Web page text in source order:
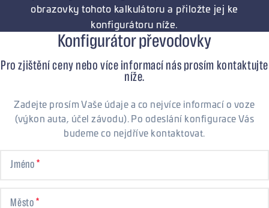
obrazovky tohoto kalkulátoru a přiložte jej ke
konfigurátoru níže.
Konfigurátor převodovky
Pro zjištění ceny nebo více informací nás prosím kontaktujte
níže.
Zadejte prosím Vaše údaje a co nejvíce informací o voze
(výkon auta, účel závodu). Po odeslání konfigurace Vás
budeme co nejdříve kontaktovat.
Jméno
Město